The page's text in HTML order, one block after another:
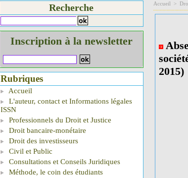
Recherche
Inscription à la newsletter
Rubriques
Accueil
L'auteur, contact et Informations légales
ISSN
Professionnels du Droit et Justice
Droit bancaire-monétaire
Droit des investisseurs
Civil et Public
Consultations et Conseils Juridiques
Méthode, le coin des étudiants
Accueil >
2015)